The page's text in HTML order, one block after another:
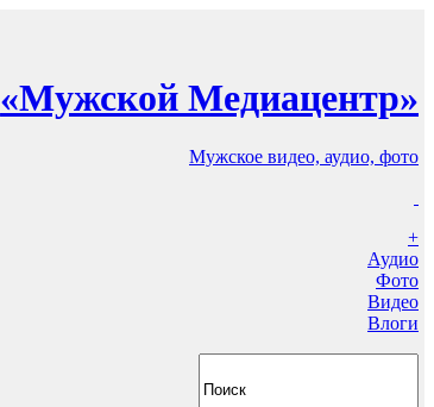
«Мужской Медиацентр»
Мужское видео, аудио, фото
+
Аудио
Фото
Видео
Влоги